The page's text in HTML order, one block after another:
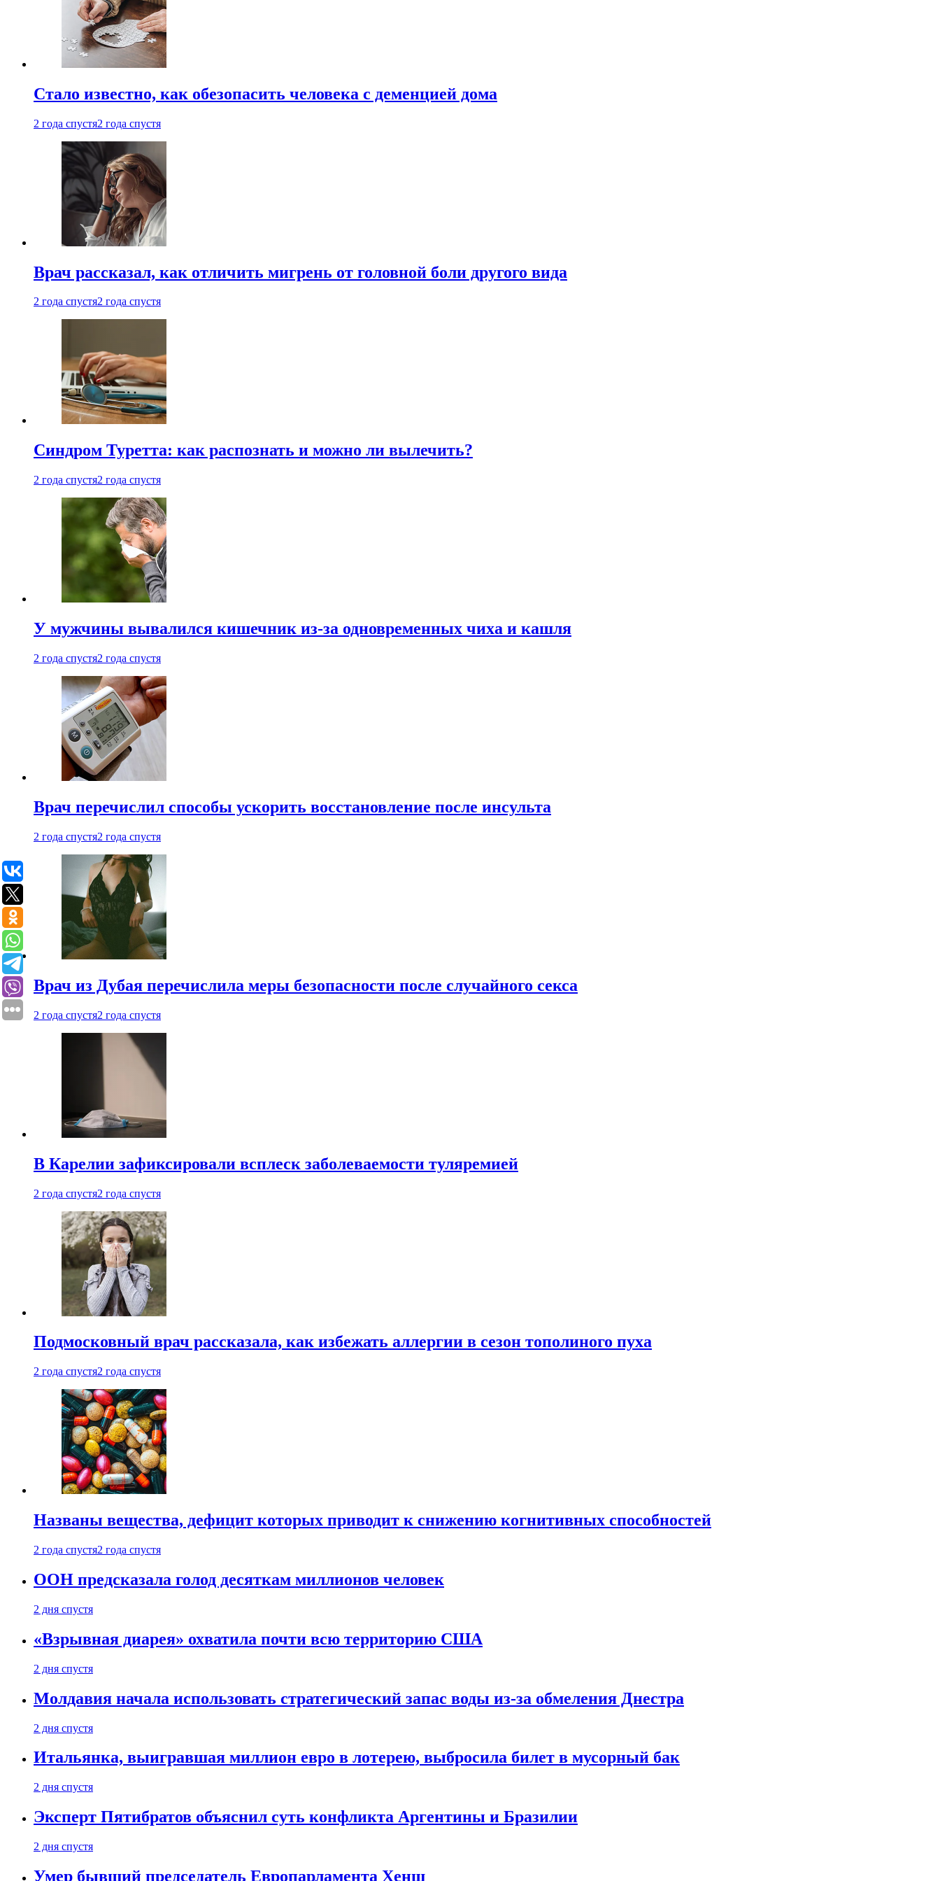
Стало известно, как обезопасить человека с деменцией дома
2 года спустя2 года спустя
Врач рассказал, как отличить мигрень от головной боли другого вида
2 года спустя2 года спустя
Синдром Туретта: как распознать и можно ли вылечить?
2 года спустя2 года спустя
У мужчины вывалился кишечник из-за одновременных чиха и кашля
2 года спустя2 года спустя
Врач перечислил способы ускорить восстановление после инсульта
2 года спустя2 года спустя
Врач из Дубая перечислила меры безопасности после случайного секса
2 года спустя2 года спустя
В Карелии зафиксировали всплеск заболеваемости туляремией
2 года спустя2 года спустя
Подмосковный врач рассказала, как избежать аллергии в сезон тополиного пуха
2 года спустя2 года спустя
Названы вещества, дефицит которых приводит к снижению когнитивных способностей
2 года спустя2 года спустя
ООН предсказала голод десяткам миллионов человек
2 дня спустя
«Взрывная диарея» охватила почти всю территорию США
2 дня спустя
Молдавия начала использовать стратегический запас воды из-за обмеления Днестра
2 дня спустя
Итальянка, выигравшая миллион евро в лотерею, выбросила билет в мусорный бак
2 дня спустя
Эксперт Пятибратов объяснил суть конфликта Аргентины и Бразилии
2 дня спустя
Умер бывший председатель Европарламента Хенш